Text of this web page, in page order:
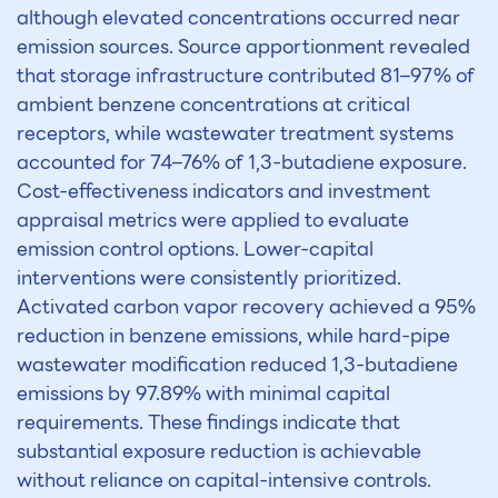
although elevated concentrations occurred near
emission sources. Source apportionment revealed
that storage infrastructure contributed 81–97% of
ambient benzene concentrations at critical
receptors, while wastewater treatment systems
accounted for 74–76% of 1,3-butadiene exposure.
Cost-effectiveness indicators and investment
appraisal metrics were applied to evaluate
emission control options. Lower-capital
interventions were consistently prioritized.
Activated carbon vapor recovery achieved a 95%
reduction in benzene emissions, while hard-pipe
wastewater modification reduced 1,3-butadiene
emissions by 97.89% with minimal capital
requirements. These findings indicate that
substantial exposure reduction is achievable
without reliance on capital-intensive controls.